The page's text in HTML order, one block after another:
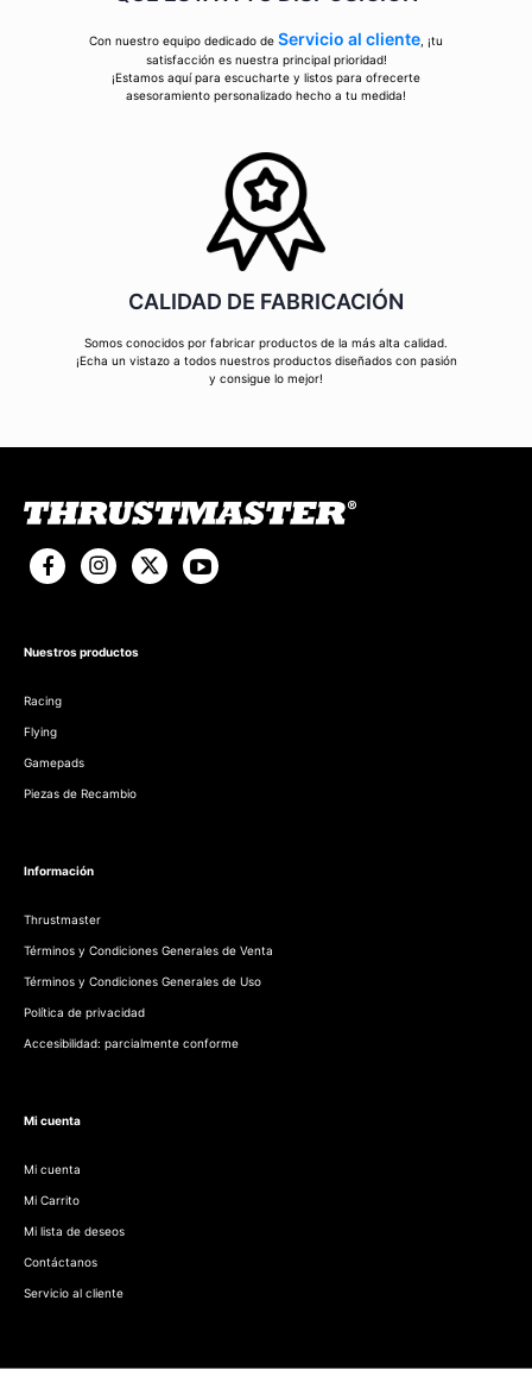
Con nuestro equipo dedicado de Servicio al cliente , ¡tu
satisfacción es nuestra principal prioridad!
¡Estamos aquí para escucharte y listos para ofrecerte
asesoramiento personalizado hecho a tu medida!
CALIDAD DE FABRICACIÓN
Somos conocidos por fabricar productos de la más alta calidad.
¡Echa un vistazo a todos nuestros productos diseñados con pasión
y consigue lo mejor!
Nuestros productos
Racing
Flying
Gamepads
Piezas de Recambio
Información
Thrustmaster
Términos y Condiciones Generales de Venta
Términos y Condiciones Generales de Uso
Política de privacidad
Accesibilidad: parcialmente conforme
Mi cuenta
Mi cuenta
Mi Carrito
Mi lista de deseos
Contáctanos
Servicio al cliente